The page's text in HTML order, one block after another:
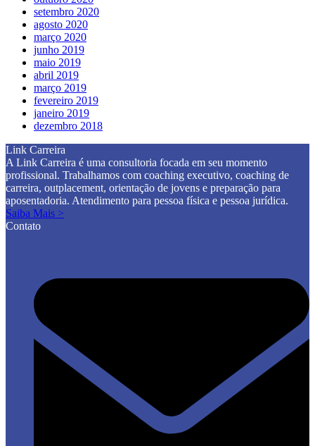
setembro 2020
agosto 2020
março 2020
junho 2019
maio 2019
abril 2019
março 2019
fevereiro 2019
janeiro 2019
dezembro 2018
Link Carreira
A Link Carreira é uma consultoria focada em seu momento
profissional. Trabalhamos com coaching executivo, coaching de
carreira, outplacement, orientação de jovens e preparação para
aposentadoria. Atendimento para pessoa física e pessoa jurídica.
Saiba Mais >
Contato